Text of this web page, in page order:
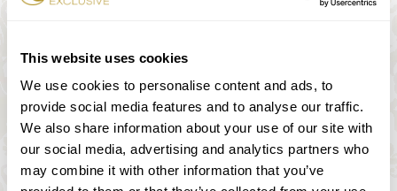
This website uses cookies
We use cookies to personalise content and ads, to
provide social media features and to analyse our traffic.
We also share information about your use of our site with
our social media, advertising and analytics partners who
may combine it with other information that you’ve
Senior
27.00